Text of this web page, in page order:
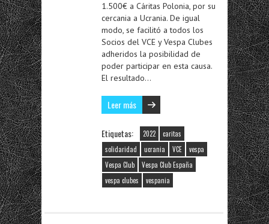
1.500€ a Cáritas Polonia, por su
cercania a Ucrania. De igual
modo, se facilitó a todos los
Socios del VCE y Vespa Clubes
adheridos la posibilidad de
poder participar en esta causa.
El resultado…
Leer más
Etiquetas: 2022
caritas
solidaridad
ucrania VCE
vespa
Vespa Club
Vespa Club España
vespa clubes
vespania